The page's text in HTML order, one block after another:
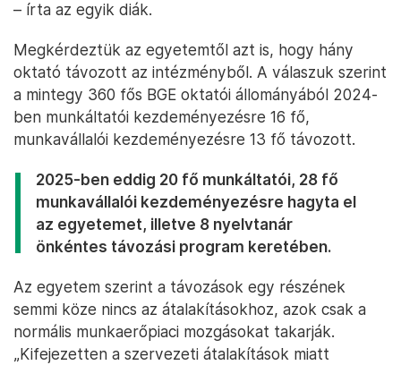
– írta az egyik diák.
Megkérdeztük az egyetemtől azt is, hogy hány
oktató távozott az intézményből. A válaszuk szerint
a mintegy 360 fős BGE oktatói állományából 2024-
ben munkáltatói kezdeményezésre 16 fő,
munkavállalói kezdeményezésre 13 fő távozott.
2025-ben eddig 20 fő munkáltatói, 28 fő
munkavállalói kezdeményezésre hagyta el
az egyetemet, illetve 8 nyelvtanár
önkéntes távozási program keretében.
Az egyetem szerint a távozások egy részének
semmi köze nincs az átalakításokhoz, azok csak a
normális munkaerőpiaci mozgásokat takarják.
„Kifejezetten a szervezeti átalakítások miatt